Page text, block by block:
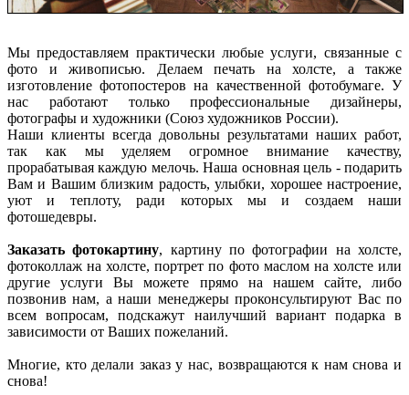
Мы предоставляем практически любые услуги, связанные с
фото и живописью. Делаем печать на холсте, а также
изготовление фотопостеров на качественной фотобумаге. У
нас работают только профессиональные дизайнеры,
фотографы и художники (Союз художников России).
Наши клиенты всегда довольны результатами наших работ,
так как мы уделяем огромное внимание качеству,
прорабатывая каждую мелочь. Наша основная цель - подарить
Вам и Вашим близким радость, улыбки, хорошее настроение,
уют и теплоту, ради которых мы и создаем наши
фотошедевры.
Заказать фотокартину, картину по фотографии на холсте,
фотоколлаж на холсте, портрет по фото маслом на холсте или
другие услуги Вы можете прямо на нашем сайте, либо
позвонив нам, а наши менеджеры проконсультируют Вас по
всем вопросам, подскажут наилучший вариант подарка в
зависимости от Ваших пожеланий.
Многие, кто делали заказ у нас, возвращаются к нам снова и
снова!